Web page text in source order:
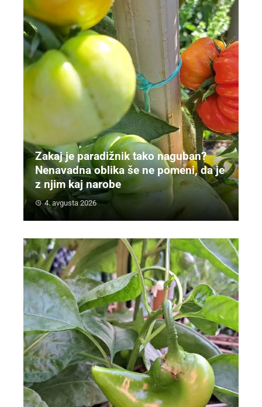
Zakaj je paradižnik tako naguban?
Nenavadna oblika še ne pomeni, da je
z njim kaj narobe
4. avgusta 2026